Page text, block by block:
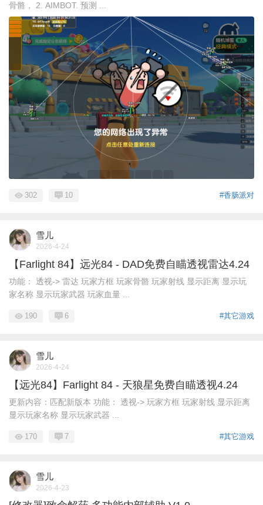
骨骼， 2. AIMBOT. 预测 ...
#香肠派对
302 10
雪儿
2026-4-24
【Farlight 84】远光84 - DAD免费自瞄透视雷达4.24
功能： 透视-> 雷达 玩家方框 玩家骨骼 玩家射线 显示距离 显示玩
家名称 显示玩家武器 玩家血量 ...
#其它游戏
190 6
雪儿
2026-4-24
【远光84】Farlight 84 - 天狼星免费自瞄透视4.24
更新内容：匹配新版本 功能： 透视-> 玩家方框 玩家射线 显示距离
显示玩家名称 显示玩家武器 ...
#其它游戏
170 7
雪儿
2026-4-23